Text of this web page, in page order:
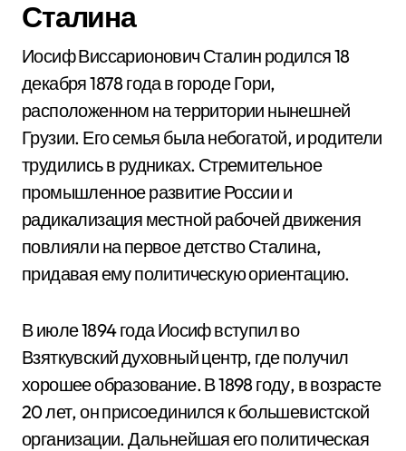
Сталина
Иосиф Виссарионович Сталин родился 18
декабря 1878 года в городе Гори,
расположенном на территории нынешней
Грузии. Его семья была небогатой, и родители
трудились в рудниках. Стремительное
промышленное развитие России и
радикализация местной рабочей движения
повлияли на первое детство Сталина,
придавая ему политическую ориентацию.
В июле 1894 года Иосиф вступил во
Взяткувский духовный центр, где получил
хорошее образование. В 1898 году, в возрасте
20 лет, он присоединился к большевистской
организации. Дальнейшая его политическая